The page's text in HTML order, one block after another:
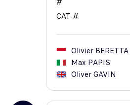
CAT #
Olivier BERETTA
Max PAPIS
OliverGAVIN